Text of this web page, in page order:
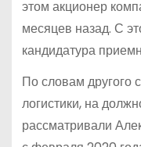
этом акционер
месяцев назад. С
кандидатура
По словам другого
логистики, на
рассматривали